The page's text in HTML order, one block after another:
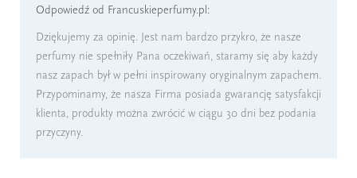
Odpowiedź od Francuskieperfumy.pl:
Dziękujemy za opinię. Jest nam bardzo przykro, że nasze
perfumy nie spełniły Pana oczekiwań, staramy się aby każdy
nasz zapach był w pełni inspirowany oryginalnym zapachem.
Przypominamy, że nasza Firma posiada gwarancję satysfakcji
klienta, produkty można zwrócić w ciągu 30 dni bez podania
przyczyny.